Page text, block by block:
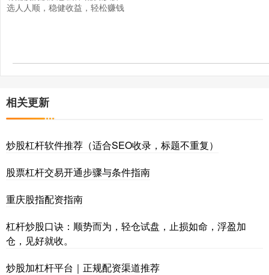
选人人顺，稳健收益，轻松赚钱
相关更新
炒股杠杆软件推荐（适合SEO收录，标题不重复）
股票杠杆交易开通步骤与条件指南
重庆股指配资指南
杠杆炒股口诀：顺势而为，轻仓试盘，止损如命，浮盈加
仓，见好就收。
炒股加杠杆平台｜正规配资渠道推荐